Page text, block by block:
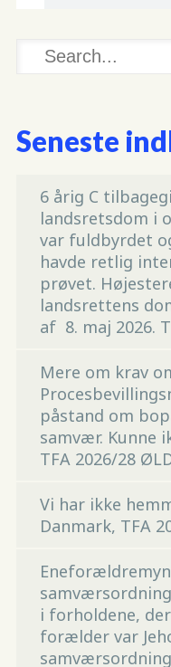
Seneste
6 årig C
landsretsdom i
var fuldbyrdet
havde retlig
prøvet.
landsrettens
af 8. maj 2026.
Mere om krav
påstand om
samvær. Kunne
TFA 2026/28
Vi har ikke
Danmark, TFA
i forholdene,
forælder var